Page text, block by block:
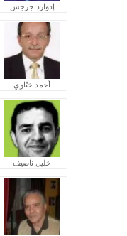
إدوارد جرجس
أحمد ختّاوي
خليل ناصيف